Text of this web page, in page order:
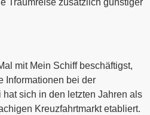
Traumreise zusätzlich günstiger
mit Mein Schiff beschäftigst,
Informationen bei der
sich in den letzten Jahren als
Kreuzfahrtmarkt etabliert.